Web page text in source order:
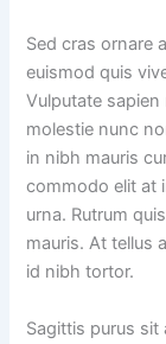
Sed cras ornare
euismod quis
Vulputate sapien
molestie nunc
in nibh mauris
commodo elit at
urna. Rutrum
mauris. At tellus
id nibh tortor.
Sagittis purus